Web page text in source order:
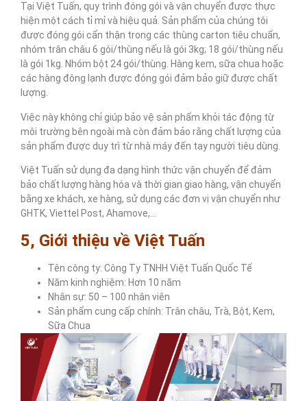
Tại Việt Tuấn, quy trình đóng gói và vận chuyển được thực
hiện một cách tỉ mỉ và hiệu quả. Sản phẩm của chúng tôi
được đóng gói cẩn thận trong các thùng carton tiêu chuẩn,
nhóm trân châu 6 gói/thùng nếu là gói 3kg; 18 gói/thùng nếu
là gói 1kg. Nhóm bột 24 gói/thùng. Hàng kem, sữa chua hoặc
các hàng đông lạnh được đóng gói đảm bảo giữ được chất
lượng.
Việc này không chỉ giúp bảo vệ sản phẩm khỏi tác động từ
môi trường bên ngoài mà còn đảm bảo rằng chất lượng của
sản phẩm được duy trì từ nhà máy đến tay người tiêu dùng.
Việt Tuấn sử dụng đa dạng hình thức vận chuyển để đảm
bảo chất lượng hàng hóa và thời gian giao hàng, vận chuyển
bằng xe khách, xe hàng, sử dụng các đơn vị vận chuyển như
GHTK, Viettel Post, Ahamove,…
5, Giới thiệu về Việt Tuấn
Tên công ty: Công Ty TNHH Việt Tuấn Quốc Tế
Năm kinh nghiệm: Hơn 10 năm
Nhân sự: 50 – 100 nhân viên
Sản phẩm cung cấp chính: Trân châu, Trà, Bột, Kem,
Sữa Chua